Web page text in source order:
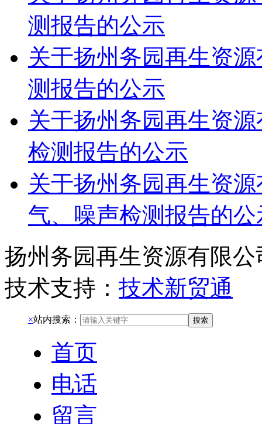
测报告的公示
关于扬州务园再生资
测报告的公示
关于扬州务园再生资
检测报告的公示
关于扬州务园再生资
气、噪声检测报告的公
扬州务园再生资源有限
技术支持： 技术新贸通
×站内搜索： 搜索
首页
电话
留言